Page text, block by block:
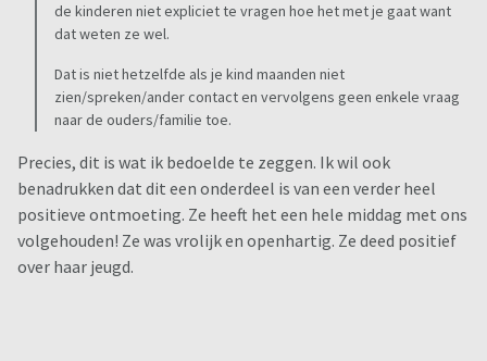
de kinderen niet expliciet te vragen hoe het met je gaat want
dat weten ze wel.
Dat is niet hetzelfde als je kind maanden niet
zien/spreken/ander contact en vervolgens geen enkele vraag
naar de ouders/familie toe.
Precies, dit is wat ik bedoelde te zeggen. Ik wil ook
benadrukken dat dit een onderdeel is van een verder heel
positieve ontmoeting. Ze heeft het een hele middag met ons
volgehouden! Ze was vrolijk en openhartig. Ze deed positief
over haar jeugd.